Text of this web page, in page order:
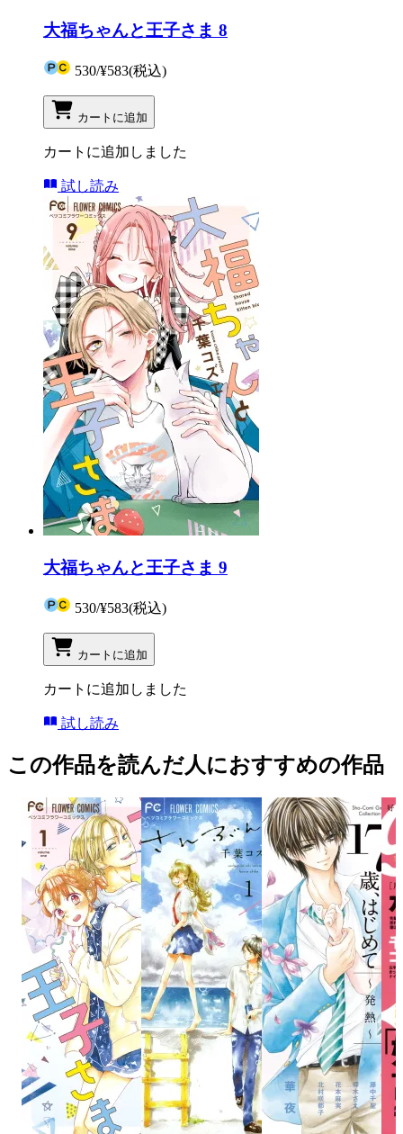
大福ちゃんと王子さま 8
530/¥583(税込)
カートに追加
カートに追加しました
試し読み
大福ちゃんと王子さま 9
530/¥583(税込)
カートに追加
カートに追加しました
試し読み
この作品を読んだ人におすすめの作品